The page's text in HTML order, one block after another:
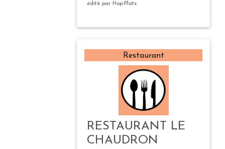
édité par Hop-Plats.
Restaurant
RESTAURANT LE
CHAUDRON